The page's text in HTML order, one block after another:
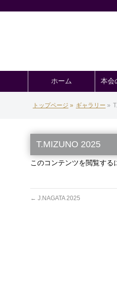
ホーム 本会
トップページ » ギャラリー »
T.MIZUNO 2025
このコンテンツを閲覧する
← J.NAGATA 2025